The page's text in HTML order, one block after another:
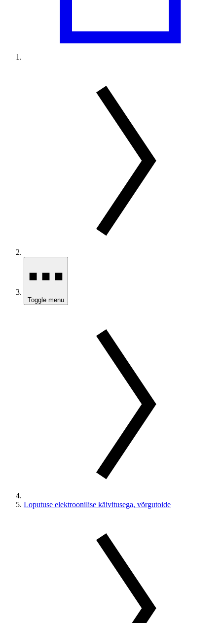
Toggle menu
Loputuse elektroonilise käivitusega, võrgutoide